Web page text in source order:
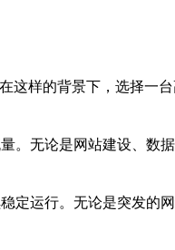
样的背景下，选择一
。无论是网站建设、数
定运行。无论是突发的